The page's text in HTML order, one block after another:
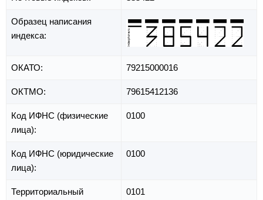
Образец написания
индекса:
ОКАТО: 79215000016
ОКТМО: 79615412136
Код ИФНС (физические
лица):
0100
Код ИФНС (юридические
лица):
0100
Территориальный
0101